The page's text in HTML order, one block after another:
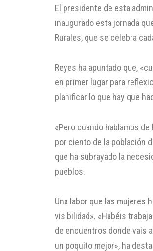
El presidente de esta
inaugurado esta jornada
Rurales, que se celebra
Reyes ha apuntado que,
en primer lugar para
planificar lo que hay que
«Pero cuando hablamos
por ciento de la población
que ha subrayado la
pueblos.
Una labor que las mujeres
visibilidad». «Habéis
de encuentros donde vais
un poquito mejor», ha